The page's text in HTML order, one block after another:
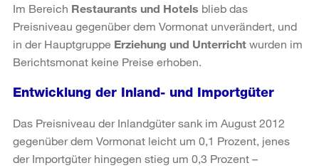
Im Bereich Restaurants und Hotels blieb das
Preisniveau gegenüber dem Vormonat unverändert, und
in der Hauptgruppe Erziehung und Unterricht wurden im
Berichtsmonat keine Preise erhoben.
Entwicklung der Inland- und Importgüter
Das Preisniveau der Inlandgüter sank im August 2012
gegenüber dem Vormonat leicht um 0,1 Prozent, jenes
der Importgüter hingegen stieg um 0,3 Prozent –